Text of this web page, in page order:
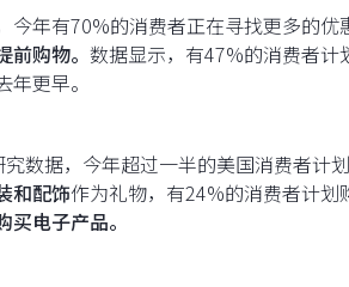
今年有70%的消费者正在寻找更多的
前购物。 数据显示，有47%的消费者
年更早。
究数据，今年超过一半的美国消费者计
和配饰作为礼物，有24%的消费者计划
买电子产品。